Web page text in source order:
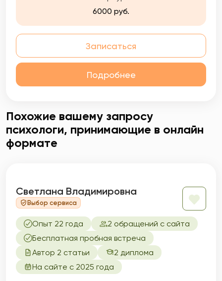
6000 руб.
Записаться
Подробнее
Похожие вашему запросу
психологи, принимающие в онлайн
формате
Светлана Владимировна
Выбор сервиса
Опыт 22 года
2 обращений с сайта
Бесплатная пробная встреча
Автор 2 статьи
2 диплома
На сайте с 2025 года